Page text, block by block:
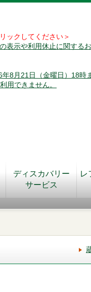
ックしてください＞
表示や利用休止に関する
8月21日（金曜日）18時
用できません。
ディスカバリー
サービス
レ